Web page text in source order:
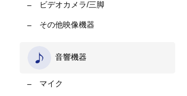
ビデオカメラ/三脚
その他映像機器
音響機器
マイク